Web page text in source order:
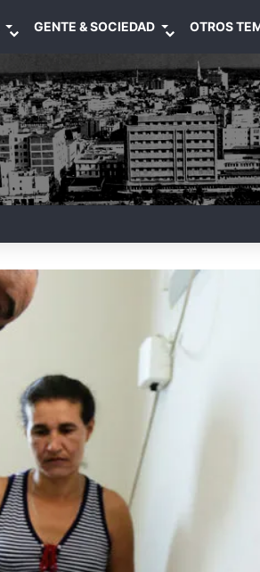
GENTE & SOCIEDAD OTROS